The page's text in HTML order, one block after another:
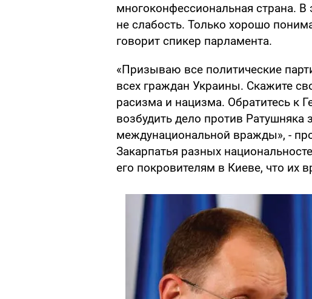
многоконфессиональная страна. В
не слабость. Только хорошо
говорит спикер парламента.
«Призываю все политические
всех граждан Украины. Скажите
расизма и нацизма. Обратитесь к
возбудить дело против Ратушняка
междунациональной вражды», -
Закарпатья разных
его покровителям в Киеве, что их